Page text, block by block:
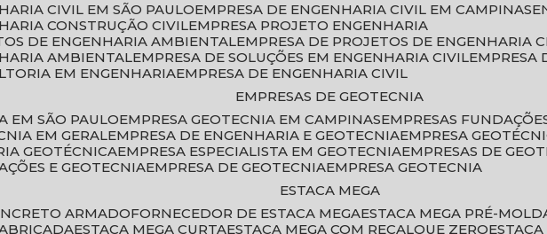
CIVIL EM SÃO PAULO
EMPRESA DE ENGENHARIA CIVIL EM CAMPINAS
CONSTRUÇÃO CIVIL EMPRESA PROJETO ENGENHARIA
DE ENGENHARIA AMBIENTAL EMPRESA DE PROJETOS DE ENGENHARIA
AMBIENTAL EMPRESA DE SOLUÇÕES EM ENGENHARIA CIVIL
EM ENGENHARIA EMPRESA DE ENGENHARIA CIVIL
EMPRESAS DE GEOTECNIA
EM SÃO PAULO
EMPRESA GEOTECNIA EM CAMPINAS
EMPRESAS
EM GERAL EMPRESA DE ENGENHARIA E GEOTECNIA EMPRESA
GEOTÉCNICA EMPRESA ESPECIALISTA EM GEOTECNIA EMPRESAS DE
E GEOTECNIA EMPRESA DE GEOTECNIA EMPRESA GEOTECNIA
ESTACA MEGA
ARMADO
FORNECEDOR DE ESTACA MEGA ESTACA MEGA PRÉ-
ESTACA MEGA CURTA ESTACA MEGA COM RECALQUE ZERO